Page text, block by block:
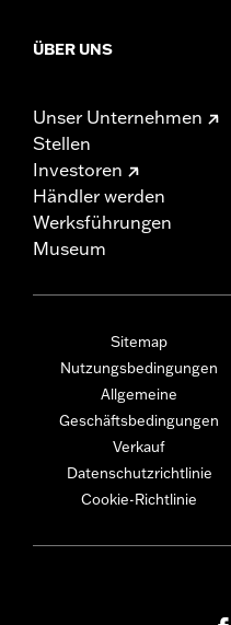
ÜBER UNS
Unser Unternehmen
Stellen
Investoren
Händler werden
Werksführungen
Museum
Sitemap
Nutzungsbedingungen
Allgemeine
Geschäftsbedingungen
Verkauf
Datenschutzrichtlinie
Cookie-Richtlinie